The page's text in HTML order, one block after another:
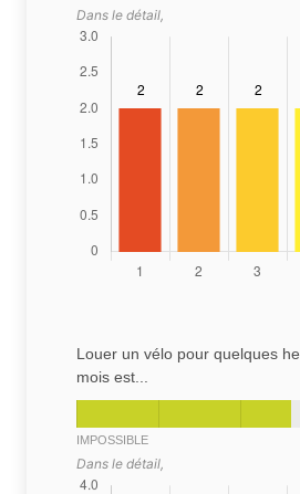
Dans le détail,
Louer un vélo pour quelques
mois est...
IMPOSSIBLE
Dans le détail,